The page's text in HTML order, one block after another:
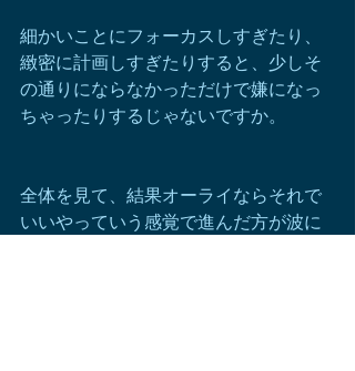
細かいことにフォーカスしすぎたり、
緻密に計画しすぎたりすると、少しそ
の通りにならなかっただけで嫌になっ
ちゃったりするじゃないですか。
全体を見て、結果オーライならそれで
いいやっていう感覚で進んだ方が波に